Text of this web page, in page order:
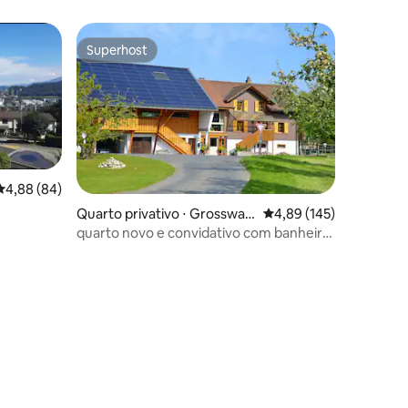
de uma avaliação média de 5, 84 avaliações
4,88 (84)
Superhost
Superhost
Quarto privativo ⋅ Grosswan
gen
4,89 de uma avaliação
4,89 (145)
quarto novo e convidativo com banheiro